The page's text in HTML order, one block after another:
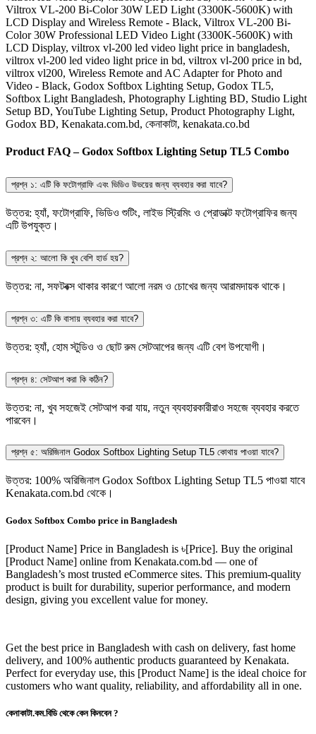
Viltrox VL-200 Bi-Color 30W LED Light (3300K-5600K) with
LCD Display and Wireless Remote - Black, Viltrox VL-200 Bi-
Color 30W Professional LED Video Light (3300K-5600K) with
LCD Display, viltrox vl-200 led video light price in bangladesh,
viltrox vl-200 led video light price in bd, viltrox vl-200 price in bd,
viltrox vl200, Wireless Remote and AC Adapter for Photo and
Video - Black, Godox Softbox Lighting Setup, Godox TL5,
Softbox Light Bangladesh, Photography Lighting BD, Studio Light
Setup BD, YouTube Lighting Setup, Product Photography Light,
Godox BD, Kenakata.com.bd, কেনাকাটা, kenakata.co.bd
Product FAQ – Godox Softbox Lighting Setup TL5 Combo
প্রশ্ন ১: এটি কি ফটোগ্রাফি এবং ভিডিও উভয়ের জন্য ব্যবহার করা যাবে?
উত্তর: হ্যাঁ, ফটোগ্রাফি, ভিডিও শুটিং, লাইভ স্ট্রিমিং ও প্রোডাক্ট ফটোগ্রাফির জন্য
এটি উপযুক্ত।
প্রশ্ন ২: আলো কি খুব বেশি হার্ড হয়?
উত্তর: না, সফটবক্স থাকার কারণে আলো নরম ও চোখের জন্য আরামদায়ক থাকে।
প্রশ্ন ৩: এটি কি বাসায় ব্যবহার করা যাবে?
উত্তর: হ্যাঁ, হোম স্টুডিও ও ছোট রুম সেটআপের জন্য এটি বেশ উপযোগী।
প্রশ্ন ৪: সেটআপ করা কি কঠিন?
উত্তর: না, খুব সহজেই সেটআপ করা যায়, নতুন ব্যবহারকারীরাও সহজে ব্যবহার করতে
পারবেন।
প্রশ্ন ৫: অরিজিনাল Godox Softbox Lighting Setup TL5 কোথায় পাওয়া যাবে?
উত্তর: 100% অরিজিনাল Godox Softbox Lighting Setup TL5 পাওয়া যাবে
Kenakata.com.bd থেকে।
Godox Softbox Combo price in Bangladesh
[Product Name] Price in Bangladesh is ৳[Price]. Buy the original
[Product Name] online from Kenakata.com.bd — one of
Bangladesh’s most trusted eCommerce sites. This premium-quality
product is built for durability, superior performance, and modern
design, giving you excellent value for money.
Get the best price in Bangladesh with cash on delivery, fast home
delivery, and 100% authentic products guaranteed by Kenakata.
Perfect for everyday use, this [Product Name] is the ideal choice for
customers who want quality, reliability, and affordability all in one.
কেনাকাটা.কম.বিডি থেকে কেন কিনবেন ?